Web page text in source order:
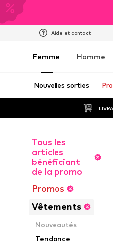
Aide et contact
Femme Homme
Nouvelles sorties
Tous les
articles
bénéficiant
de la promo
Promos
Vêtements
Nouveautés
Tendance